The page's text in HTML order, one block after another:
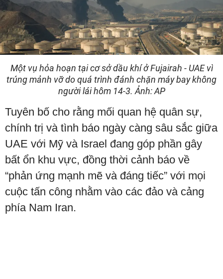
Một vụ hỏa hoạn tại cơ sở dầu khí ở Fujairah - UAE vì
trúng mảnh vỡ do quá trình đánh chặn máy bay không
người lái hôm 14-3. Ảnh: AP
Tuyên bố cho rằng mối quan hệ quân sự,
chính trị và tình báo ngày càng sâu sắc giữa
UAE với Mỹ và Israel đang góp phần gây
bất ổn khu vực, đồng thời cảnh báo về
“phản ứng mạnh mẽ và đáng tiếc” với mọi
cuộc tấn công nhằm vào các đảo và cảng
phía Nam Iran.